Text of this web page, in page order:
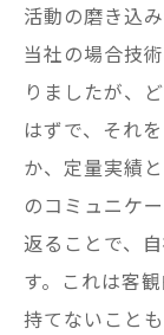
活動の磨き込
当社の場合技
りましたが、
はずで、それ
か、定量実績
のコミュニケ
返ることで、
す。これは客
持てないこと